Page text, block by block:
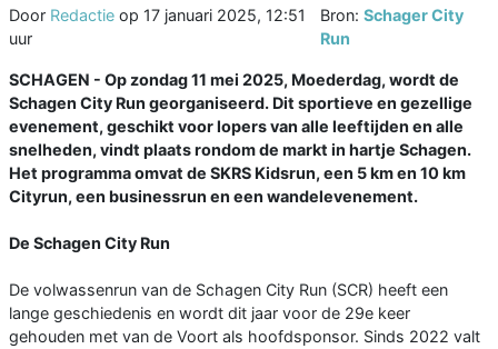
Door Redactie op 17 januari 2025, 12:51
uur
Bron: Schager City
Run
SCHAGEN - Op zondag 11 mei 2025, Moederdag, wordt de
Schagen City Run georganiseerd. Dit sportieve en gezellige
evenement, geschikt voor lopers van alle leeftijden en alle
snelheden, vindt plaats rondom de markt in hartje Schagen.
Het programma omvat de SKRS Kidsrun, een 5 km en 10 km
Cityrun, een businessrun en een wandelevenement.
De Schagen City Run
De volwassenrun van de Schagen City Run (SCR) heeft een
lange geschiedenis en wordt dit jaar voor de 29e keer
gehouden met van de Voort als hoofdsponsor. Sinds 2022 valt